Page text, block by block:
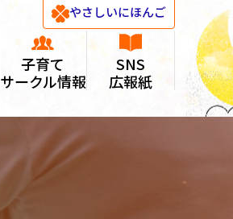
やさしいにほんご
子育て
サークル情報
SNS
広報紙